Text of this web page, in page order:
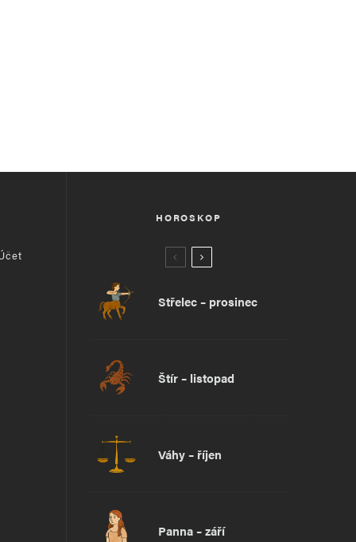
HOROSKOP
Střelec – prosinec
Štír – listopad
Váhy – říjen
Panna – září